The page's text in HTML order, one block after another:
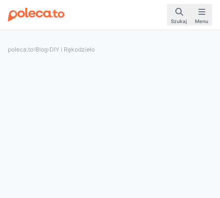
Szukaj Menu
poleca.to›Blog›DIY i Rękodzieło